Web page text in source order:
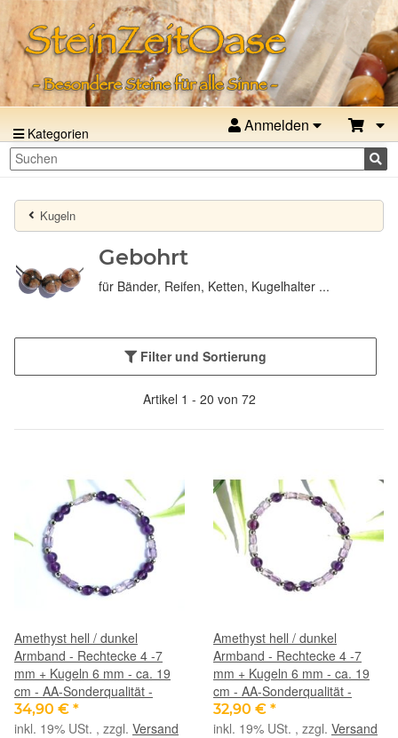
Kategorien Anmelden
Kugeln
Gebohrt
für Bänder, Reifen, Ketten, Kugelhalter ...
Filter und Sortierung
Artikel 1 - 20 von 72
Amethyst hell / dunkel
Armband - Rechtecke 4 -7
mm + Kugeln 6 mm - ca. 19
cm - AA-Sonderqualität -
34,90 € *
inkl. 19% USt. , zzgl. Versand
Amethyst hell / dunkel
Armband - Rechtecke 4 -7
mm + Kugeln 6 mm - ca. 19
cm - AA-Sonderqualität -
32,90 € *
inkl. 19% USt. , zzgl. Versand